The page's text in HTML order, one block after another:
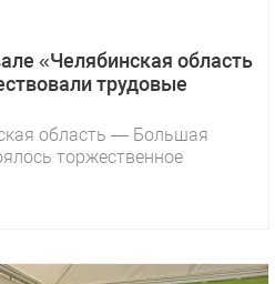
«Челябинская область
трудовые
область — Большая
торжественное